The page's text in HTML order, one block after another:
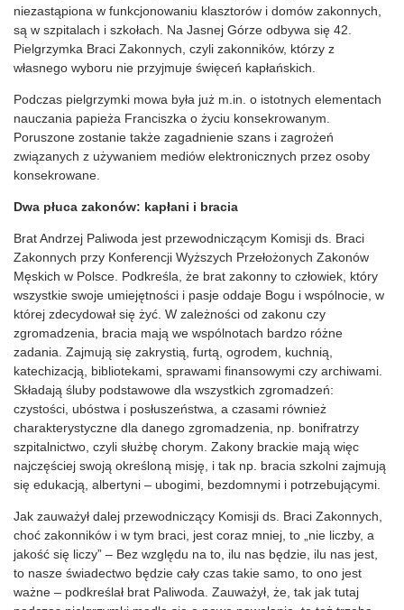
niezastąpiona w funkcjonowaniu klasztorów i domów zakonnych,
są w szpitalach i szkołach. Na Jasnej Górze odbywa się 42.
Pielgrzymka Braci Zakonnych, czyli zakonników, którzy z
własnego wyboru nie przyjmuje święceń kapłańskich.
Podczas pielgrzymki mowa była już m.in. o istotnych elementach
nauczania papieża Franciszka o życiu konsekrowanym.
Poruszone zostanie także zagadnienie szans i zagrożeń
związanych z używaniem mediów elektronicznych przez osoby
konsekrowane.
Dwa płuca zakonów: kapłani i bracia
Brat Andrzej Paliwoda jest przewodniczącym Komisji ds. Braci
Zakonnych przy Konferencji Wyższych Przełożonych Zakonów
Męskich w Polsce. Podkreśla, że brat zakonny to człowiek, który
wszystkie swoje umiejętności i pasje oddaje Bogu i wspólnocie, w
której zdecydował się żyć. W zależności od zakonu czy
zgromadzenia, bracia mają we wspólnotach bardzo różne
zadania. Zajmują się zakrystią, furtą, ogrodem, kuchnią,
katechizacją, bibliotekami, sprawami finansowymi czy archiwami.
Składają śluby podstawowe dla wszystkich zgromadzeń:
czystości, ubóstwa i posłuszeństwa, a czasami również
charakterystyczne dla danego zgromadzenia, np. bonifratrzy
szpitalnictwo, czyli służbę chorym. Zakony brackie mają więc
najczęściej swoją określoną misję, i tak np. bracia szkolni zajmują
się edukacją, albertyni – ubogimi, bezdomnymi i potrzebującymi.
Jak zauważył dalej przewodniczący Komisji ds. Braci Zakonnych,
choć zakonników i w tym braci, jest coraz mniej, to „nie liczby, a
jakość się liczy” – Bez względu na to, ilu nas będzie, ilu nas jest,
to nasze świadectwo będzie cały czas takie samo, to ono jest
ważne – podkreślał brat Paliwoda. Zauważył, że, tak jak tutaj